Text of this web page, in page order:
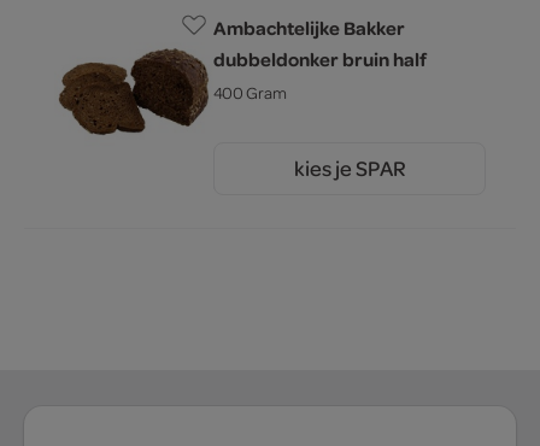
Ambachtelijke Bakker
dubbeldonker bruin half
400 Gram
kies je SPAR